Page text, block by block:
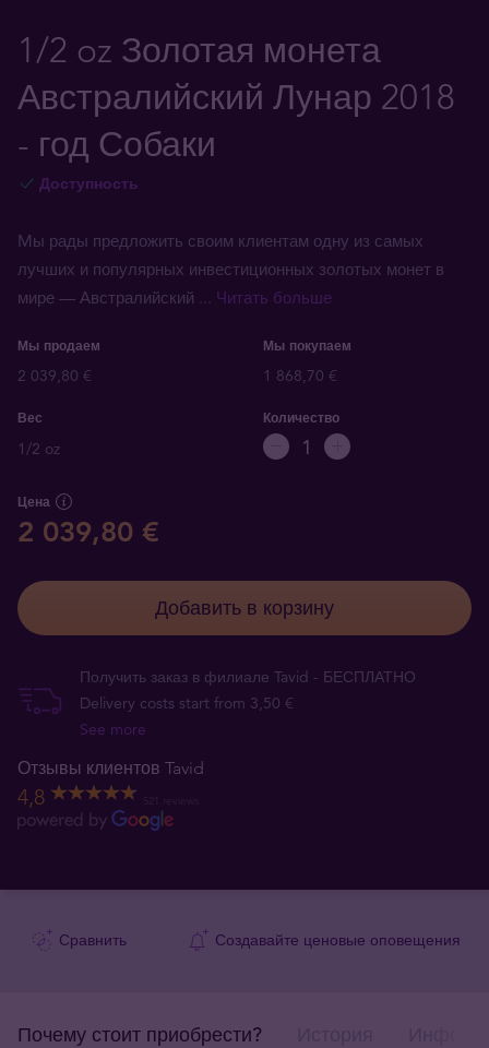
1/2 oz Золотая монета
Австралийский Лунар 2018
- год Собаки
Доступность
Mы рады предложить своим клиентам одну из самых
лучших и популярных инвестиционных золотых монет в
мире — Австралийский ... Читать больше
Мы продаем Мы покупаем
2 039,80 € 1 868,70 €
Вес
1/2 oz
Количество
Цена
2 039,80 €
Добавить в корзину
Получить заказ в филиале Tavid - БЕСПЛАТНО
Delivery costs start from 3,50 €
See more
Отзывы клиентов Tavid
4,8
Сравнить Создавайте ценовые оповещения
Почему стоит приобрести?